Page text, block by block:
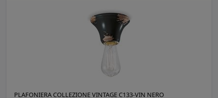
PLAFONIERA COLLEZIONE VINTAGE C133-VIN NERO